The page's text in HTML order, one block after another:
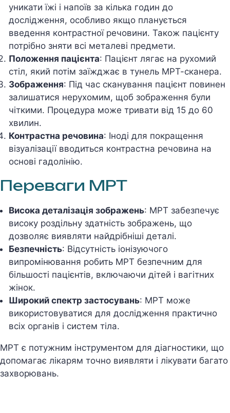
уникати їжі і напоїв за кілька годин до
дослідження, особливо якщо планується
введення контрастної речовини. Також пацієнту
потрібно зняти всі металеві предмети.
Положення пацієнта: Пацієнт лягає на рухомий
стіл, який потім заїжджає в тунель МРТ-сканера.
Зображення: Під час сканування пацієнт повинен
залишатися нерухомим, щоб зображення були
чіткими. Процедура може тривати від 15 до 60
хвилин.
Контрастна речовина: Іноді для покращення
візуалізації вводиться контрастна речовина на
основі гадолінію.
Переваги МРТ
Висока деталізація зображень: МРТ забезпечує
високу роздільну здатність зображень, що
дозволяє виявляти найдрібніші деталі.
Безпечність: Відсутність іонізуючого
випромінювання робить МРТ безпечним для
більшості пацієнтів, включаючи дітей і вагітних
жінок.
Широкий спектр застосувань: МРТ може
використовуватися для дослідження практично
всіх органів і систем тіла.
МРТ є потужним інструментом для діагностики, що
допомагає лікарям точно виявляти і лікувати багато
захворювань.